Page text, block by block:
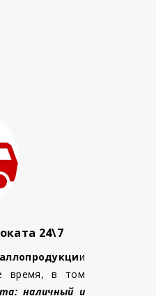
24\7
и
время, в том
наличный и